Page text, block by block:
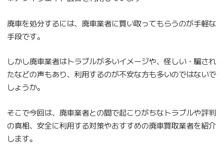
廃車を処分するには、廃車業者に買い取ってもらうのが手軽な
手段です。
しかし廃車業者はトラブルが多いイメージや、怪しい・騙され
たなどの声もあり、利用するのが不安な方も多いのではないで
しょうか。
そこで今回は、廃車業者との間で起こりがちなトラブルや評判
の真相、安全に利用する対策やおすすめの廃車買取業者を紹介
します。